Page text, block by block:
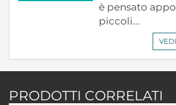
è pensato
piccoli...
PRODOTTI CORRELATI